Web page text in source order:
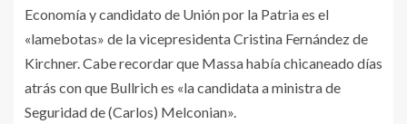
Economía y candidato de Unión por la Patria es el
«lamebotas» de la vicepresidenta Cristina Fernández de
Kirchner. Cabe recordar que Massa había chicaneado días
atrás con que Bullrich es «la candidata a ministra de
Seguridad de (Carlos) Melconian».